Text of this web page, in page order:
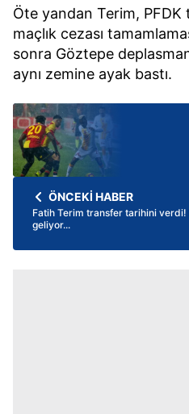
Öte yandan Terim, PFDK
maçlık cezası
sonra Göztepe
aynı zemine ayak bastı.
ÖNCEKİ HABER
Fatih Terim transfer tarihini verdi!
geliyor...